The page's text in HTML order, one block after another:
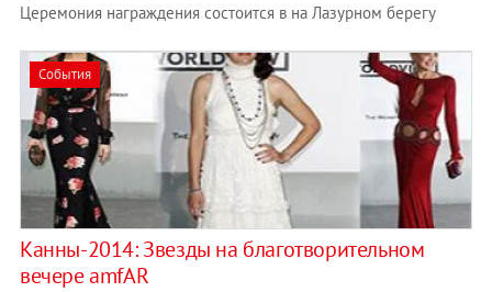
Церемония награждения состоится в на Лазурном берегу
События
Канны-2014: Звезды на благотворительном
вечере amfAR